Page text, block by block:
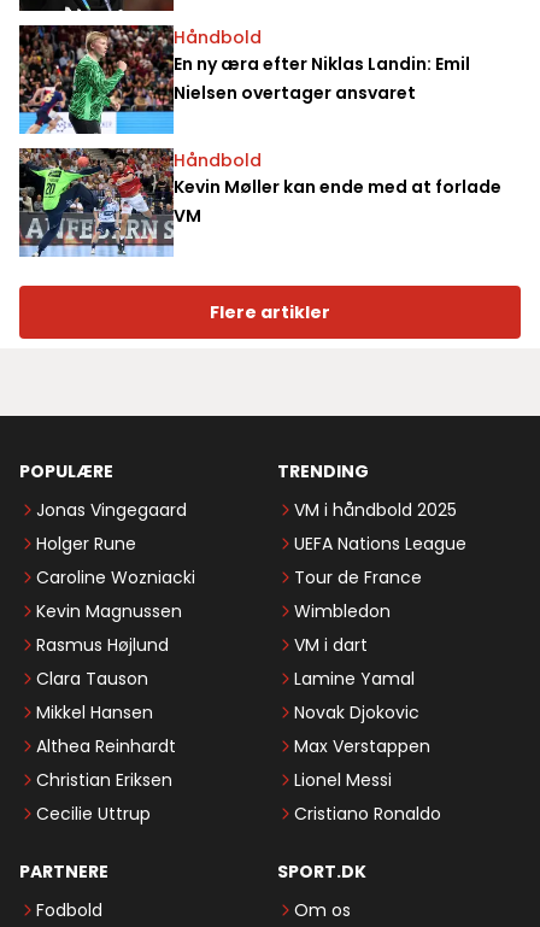
Håndbold
En ny æra efter Niklas Landin: Emil
Nielsen overtager ansvaret
Håndbold
Kevin Møller kan ende med at forlade
VM
Flere artikler
POPULÆRE
Jonas Vingegaard
Holger Rune
Caroline Wozniacki
Kevin Magnussen
Rasmus Højlund
Clara Tauson
Mikkel Hansen
Althea Reinhardt
Christian Eriksen
Cecilie Uttrup
TRENDING
VM i håndbold 2025
UEFA Nations League
Tour de France
Wimbledon
VM i dart
Lamine Yamal
Novak Djokovic
Max Verstappen
Lionel Messi
Cristiano Ronaldo
PARTNERE
Fodbold
SPORT.DK
Om os